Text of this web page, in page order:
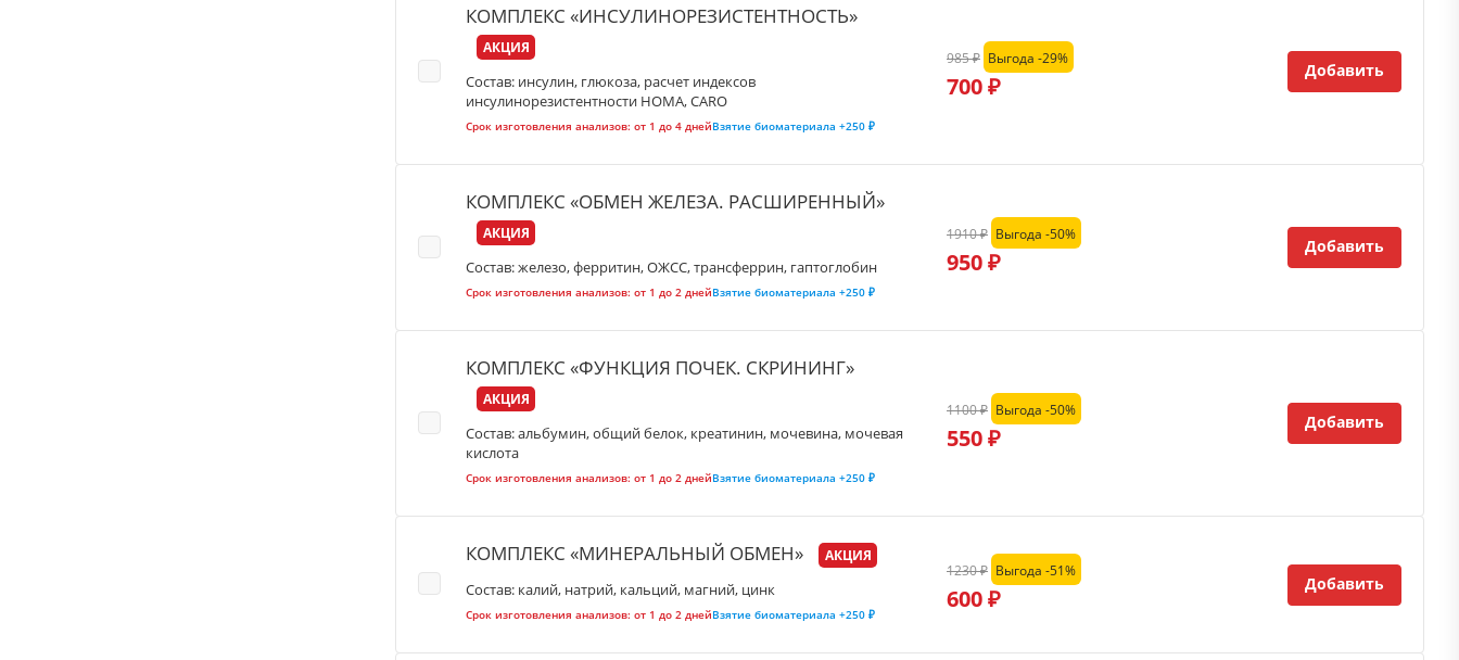
КОМПЛЕКС «ИНСУЛИНОРЕЗИСТЕНТНОСТЬ»
АКЦИЯ
Состав: инсулин, глюкоза, расчет индексов
инсулинорезистентности HOMA, CARO
Срок изготовления анализов: от 1 до 4 днейВзятие биоматериала +250 ₽
700 ₽
985 ₽ Выгода -29%
Добавить
КОМПЛЕКС «ОБМЕН ЖЕЛЕЗА. РАСШИРЕННЫЙ»
АКЦИЯ
Состав: железо, ферритин, ОЖСС, трансферрин, гаптоглобин
Срок изготовления анализов: от 1 до 2 днейВзятие биоматериала +250 ₽
950 ₽
1910 ₽ Выгода -50%
Добавить
КОМПЛЕКС «ФУНКЦИЯ ПОЧЕК. СКРИНИНГ»
АКЦИЯ
Состав: альбумин, общий белок, креатинин, мочевина, мочевая
кислота
Срок изготовления анализов: от 1 до 2 днейВзятие биоматериала +250 ₽
550 ₽
1100 ₽ Выгода -50%
Добавить
КОМПЛЕКС «МИНЕРАЛЬНЫЙ ОБМЕН» АКЦИЯ
Состав: калий, натрий, кальций, магний, цинк
Срок изготовления анализов: от 1 до 2 днейВзятие биоматериала +250 ₽
600 ₽
1230 ₽ Выгода -51%
Добавить